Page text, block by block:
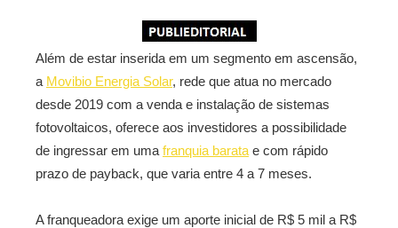
Além de estar inserida em um segmento em ascensão,
a Movibio Energia Solar, rede que atua no mercado
desde 2019 com a venda e instalação de sistemas
fotovoltaicos, oferece aos investidores a possibilidade
de ingressar em uma franquia barata e com rápido
prazo de payback, que varia entre 4 a 7 meses.
A franqueadora exige um aporte inicial de R$ 5 mil a R$